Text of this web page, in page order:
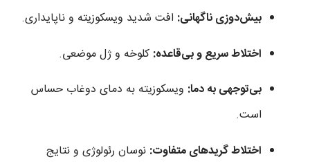
بیش‌دوزی ناگهانی: افت شدید ویسکوزیته و ناپایداری.
اختلاط سریع و بی‌قاعده: کلوخه و ژل موضعی.
بی‌توجهی به دما: ویسکوزیته به دمای دوغاب حساس
است.
اختلاط گریدهای متفاوت: نوسان رئولوژی و نتایج